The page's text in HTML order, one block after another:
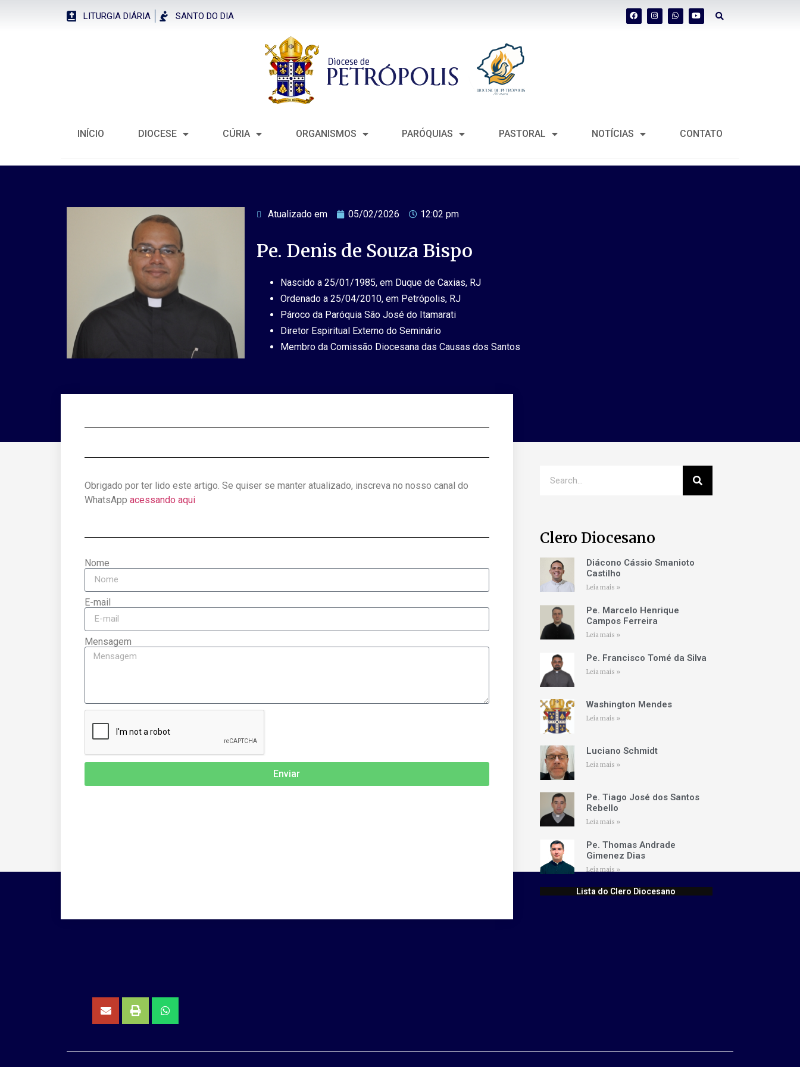
LITURGIA DIÁRIA SANTO DO DIA
INÍCIO DIOCESE CÚRIA ORGANISMOS PARÓQUIAS PASTORAL NOTÍCIAS CONTATO
Atualizado em 05/02/2026 12:02 pm
Pe. Denis de Souza Bispo
Nascido a 25/01/1985, em Duque de Caxias, RJ
Ordenado a 25/04/2010, em Petrópolis, RJ
Pároco da Paróquia São José do Itamarati
Diretor Espiritual Externo do Seminário
Membro da Comissão Diocesana das Causas dos Santos
Obrigado por ter lido este artigo. Se quiser se manter atualizado, inscreva no nosso canal do
WhatsApp acessando aqui
Nome
E-mail
Mensagem
Enviar
Clero Diocesano
Diácono Cássio Smanioto
Castilho
Leia mais »
Pe. Marcelo Henrique
Campos Ferreira
Leia mais »
Pe. Francisco Tomé da Silva
Leia mais »
Washington Mendes
Leia mais »
Luciano Schmidt
Leia mais »
Pe. Tiago José dos Santos
Rebello
Leia mais »
Pe. Thomas Andrade
Gimenez Dias
Leia mais »
Lista do Clero Diocesano